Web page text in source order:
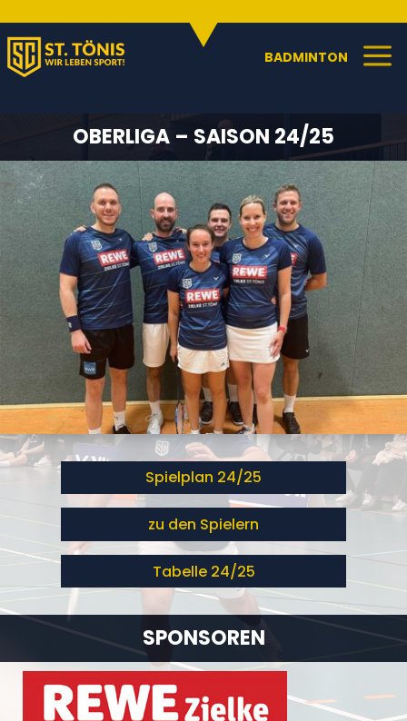
C
BADMINTON a
OBERLIGA – SAISON 24/25
Spielplan 24/25
zu den Spielern
Tabelle 24/25
SPONSOREN